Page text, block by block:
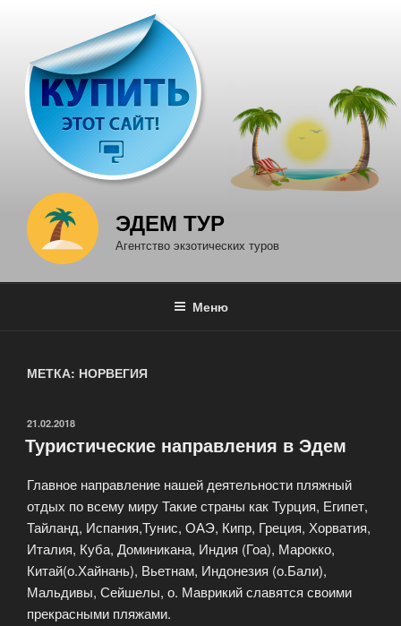
содержимому
ЭДЕМ ТУР
Агентство экзотических туров
Меню
МЕТКА: НОРВЕГИЯ
ОПУБЛИКОВАНО
21.02.2018
Туристические направления в Эдем
Главное направление нашей деятельности пляжный
отдых по всему миру Такие страны как Турция, Египет,
Тайланд, Испания,Тунис, ОАЭ, Кипр, Греция, Хорватия,
Италия, Куба, Доминикана, Индия (Гоа), Марокко,
Китай(о.Хайнань), Вьетнам, Индонезия (о.Бали),
Мальдивы, Сейшелы, о. Маврикий славятся своими
прекрасными пляжами.